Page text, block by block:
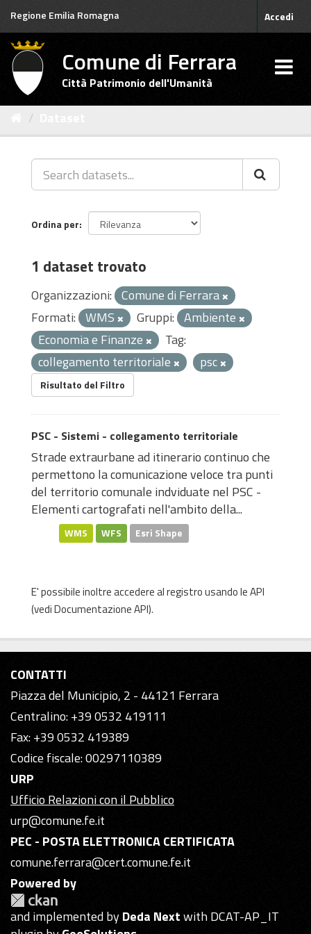
Salta
contenuto
Regione Emilia Romagna Accedi
Comune di Ferrara
Città Patrimonio dell'Umanità
Ordina per
1 dataset trovato
Organizzazioni: Comune di Ferrara
Formati: WMS Gruppi: Ambiente
Economia e Finanze
Tag:
collegamento territoriale
psc
Risultato del Filtro
PSC - Sistemi - collegamento territoriale
Strade extraurbane ad itinerario continuo che
permettono la comunicazione veloce tra punti
del territorio comunale indviduate nel PSC -
Elementi cartografati nell'ambito della...
WMS WFS Esri Shape
E' possibile inoltre accedere al registro usando leAPI
(vediDocumentazione API).
CONTATTI
Piazza del Municipio, 2 - 44121 Ferrara
Centralino: +39 0532 419111
Fax: +39 0532 419389
Codice fiscale: 00297110389
URP
Ufficio Relazioni con il Pubblico
urp@comune.fe.it
PEC - POSTA ELETTRONICA CERTIFICATA
comune.ferrara@cert.comune.fe.it
Powered by
and implemented byDeda Nextwith DCAT-AP_IT